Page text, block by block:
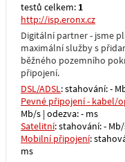
testů celkem: 1
http://isp.eronx.cz
Digitální partner - jsme
maximální služby s
běžného pozemního
připojení.
DSL/ADSL: stahování: -
Pevné připojení - kabel/
Mb/s | odezva: - ms
Satelitní: stahování: -
Mobilní připojení:
ms